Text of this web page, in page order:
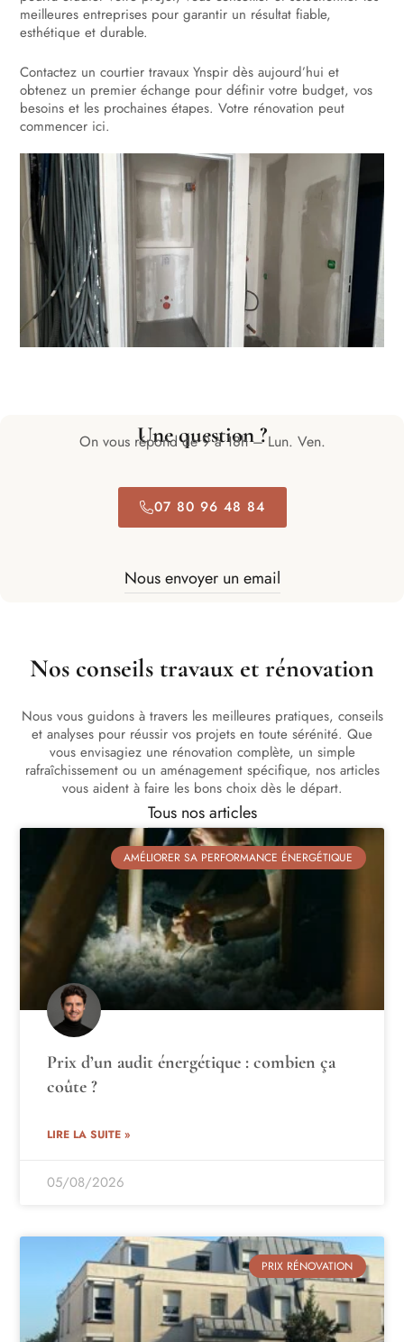
meilleures entreprises pour garantir un résultat fiable,
esthétique et durable.
Contactez un courtier travaux Ynspir dès aujourd’hui et
obtenez un premier échange pour définir votre budget, vos
besoins et les prochaines étapes. Votre rénovation peut
commencer ici.
Une question ?
On vous répond de 9 à 18h – Lun. Ven.
07 80 96 48 84
Nous envoyer un email
Nos conseils travaux et rénovation
Nous vous guidons à travers les meilleures pratiques, conseils
et analyses pour réussir vos projets en toute sérénité. Que
vous envisagiez une rénovation complète, un simple
rafraîchissement ou un aménagement spécifique, nos articles
vous aident à faire les bons choix dès le départ.
Tous nos articles
AMÉLIORER SA PERFORMANCE ÉNERGÉTIQUE
Prix d’un audit énergétique : combien ça
coûte ?
LIRE LA SUITE »
05/08/2026
PRIX RÉNOVATION